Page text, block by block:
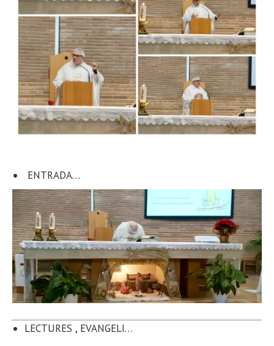
ENTRADA…
LECTURES , EVANGELI…